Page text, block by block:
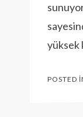
yüksek
POSTED